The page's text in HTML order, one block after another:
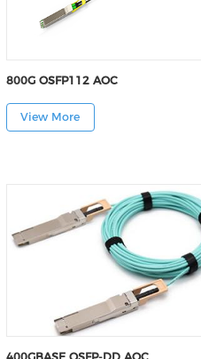
800G OSFP112 AOC
View More